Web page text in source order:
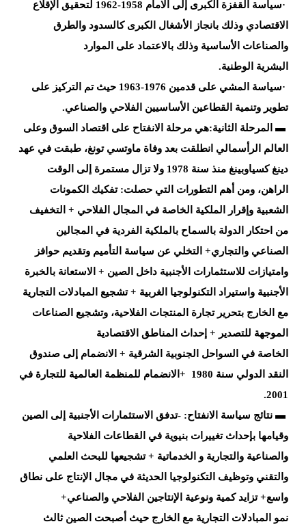
·سياسة القفزة الكبرى إلى الامام
1958-1962 لتحقيق الإقلاع
الاقتصادي وذلك بانجاز الأشغال
الكبرى كالسدود والطرق
والصناعات الأساسية وذلك بالاعتماد على الموارد
البشرية
الوطنية.
·سياسة المشي على قدمين 1963-1976حيث تم التركيز على
تطوير وتنمية القطاعين الأساسيين الفلاحي والصناعي.
▬ المرحلة الثانية:هي مرحلة الانفتاح على اقتصاد السوق وعلى
العالم الرأسمالي انطلقت بعد وفاة ماوتسي تونغ، طبقت في عهد
دينغ كسياوبينغ منذ سنة 1978 ولا
تزال مستمرة إلى
الوقت
الراهن، ومن أهم التطورات التي حصلت: تفكيك الكمونات
الشعبية وإقرار الملكية
الخاصة في المجال الفلاحي + التخفيف
من احتكار الدولة بالسماح بالملكية الفردية في
المجالين
الصناعي والتجاري+ التخلي عن سياسة التأميم وتقديم حوافز
وامتيازات للاستثمارات الأجنبية داخل الصين + الاستعانة بالخبرة
الأجنبية واستيراد
التكنولوجيا الغربية + تشجيع المبادلات التجارية
مع الخارج بتحرير تجارة المنتجات الفلاحية، وتشجيع الصناعات
الموجهة للتصدير + إحداث المناطق الاقتصادية
الخاصة في السواحل الجنوبية الشرقية + الانضمام إلى صندوق
النقد الدولي سنة 1980
+ الانضمام للمنظمة العالمية للتجارة في
2001
.
▬نتائج سياسة الانفتاح: -تدفق الاستثمارات
الأجنبية إلى الصين
وقيامها بإحداث تغييرات بنيوية في القطاعات الفلاحية
والصناعية والتجارية و الخدماتية + تشجيعها للبحث العلمي
والتقني وتوظيف التكنولوجيا الحديثة في مجال الإنتاج على نطاق
واسع+ تزايد كمية ونوعية الإنتاجين الفلاحي والصناعي+
نمو
المبادلات التجارية مع الخارج حيث أصبحت الصين ثالث